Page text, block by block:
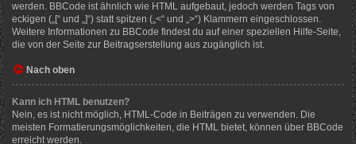
werden. BBCode ist ähnlich wie HTML aufgebaut, jedoch werden Tags von
eckigen („[“ und „]“) statt spitzen („<“ und „>“) Klammern eingeschlossen.
Weitere Informationen zu BBCode findest du auf einer speziellen Hilfe-Seite,
die von der Seite zur Beitragserstellung aus zugänglich ist.
Nach oben
Kann ich HTML benutzen?
Nein, es ist nicht möglich, HTML-Code in Beiträgen zu verwenden. Die
meisten Formatierungsmöglichkeiten, die HTML bietet, können über BBCode
erreicht werden.